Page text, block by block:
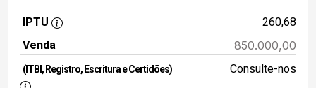
IPTU
260,68
Venda
850.000,00
(ITBI, Registro, Escritura e Certidões) Consulte-nos